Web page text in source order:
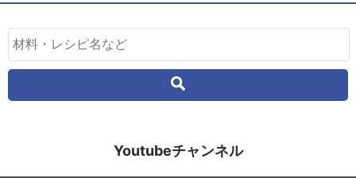
Youtubeチャンネル